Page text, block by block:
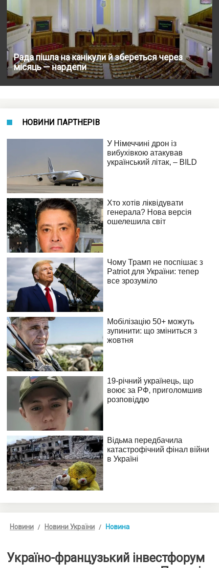
Рада пішла на канікули й збереться через
місяць — нардепи
НОВИНИ ПАРТНЕРІВ
Новини Новини України Новина
Україно-французький інвестфорум